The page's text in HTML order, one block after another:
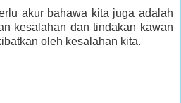
akur bahawa kita juga adalah
kesalahan dan tindakan kawan
oleh kesalahan kita.